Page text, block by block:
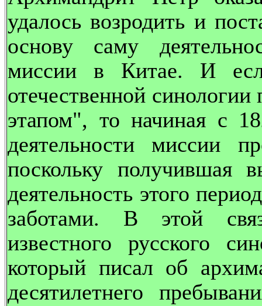
удалось возродить и
основу саму
миссии в Китае. И
отечественной
этапом", то начиная с
деятельности миссии
поскольку получившая
деятельность этого
заботами. В этой
известного русского
который писал об
десятилетнего